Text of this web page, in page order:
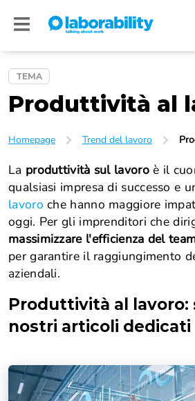
Accedi
Company
TEMA
Produttività al
Homepage Trend del lavoro
La produttività sul lavoroè il
qualsiasi impresa di successo e
lavoro che hanno maggiore
oggi. Per gli imprenditori che
massimizzare l'efficienza del
per garantire il raggiungimento
aziendali.
Produttività al lavoro:
nostri articoli dedicati